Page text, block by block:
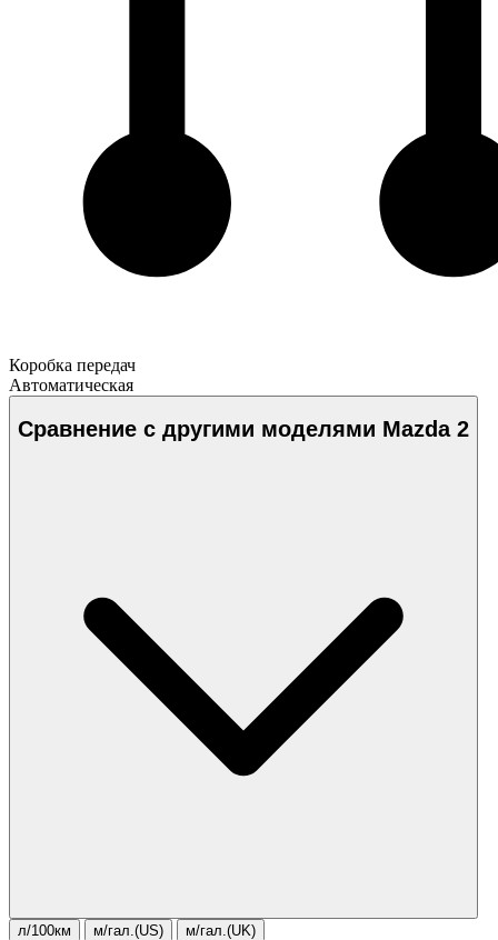
Коробка передач
Автоматическая
Сравнение с другими моделями Mazda 2
л/100км м/гал.(US) м/гал.(UK)